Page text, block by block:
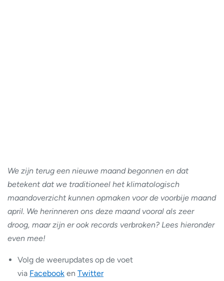
We zijn terug een nieuwe maand begonnen en dat
betekent dat we traditioneel het klimatologisch
maandoverzicht kunnen opmaken voor de voorbije maand
april. We herinneren ons deze maand vooral als zeer
droog, maar zijn er ook records verbroken? Lees hieronder
even mee!
Volg de weerupdates op de voet
via Facebook en Twitter